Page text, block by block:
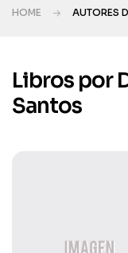
HOME AUTORES
Libros por
Santos